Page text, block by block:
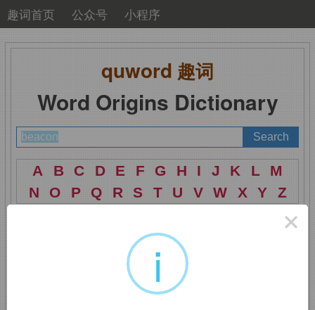
趣词首页 公众号 小程序
quword 趣词
Word Origins Dictionary
A B C D E F G H I J K L
M
N
O P Q R S T U V W X Y Z
：灯塔
×
i